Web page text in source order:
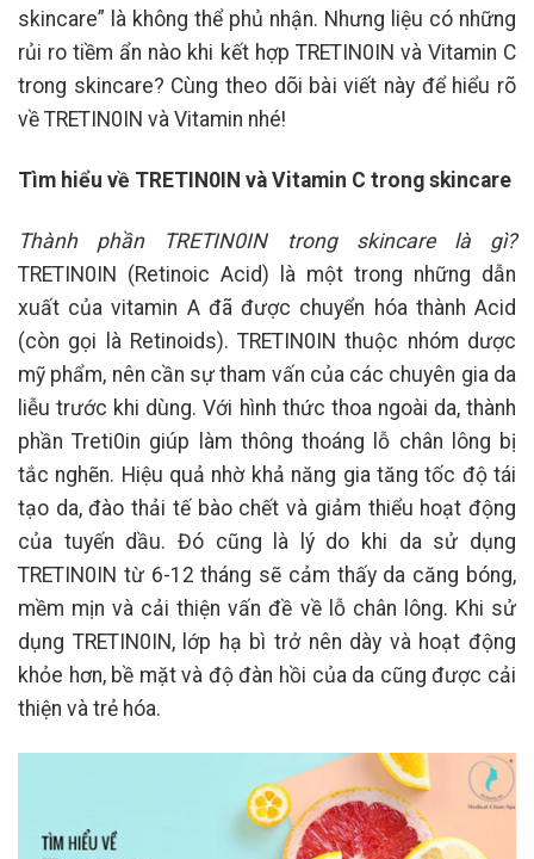
skincare” là không thể phủ nhận. Nhưng liệu có những
rủi ro tiềm ẩn nào khi kết hợp TRETIN0IN và Vitamin C
trong skincare? Cùng theo dõi bài viết này để hiểu rõ
về TRETIN0IN và Vitamin nhé!
Tìm hiểu về TRETIN0IN và Vitamin C trong skincare
Thành phần TRETIN0IN trong skincare là gì?
TRETIN0IN (Retinoic Acid) là một trong những dẫn
xuất của vitamin A đã được chuyển hóa thành Acid
(còn gọi là Retinoids). TRETIN0IN thuộc nhóm dược
mỹ phẩm, nên cần sự tham vấn của các chuyên gia da
liễu trước khi dùng. Với hình thức thoa ngoài da, thành
phần Treti0in giúp làm thông thoáng lỗ chân lông bị
tắc nghẽn. Hiệu quả nhờ khả năng gia tăng tốc độ tái
tạo da, đào thải tế bào chết và giảm thiểu hoạt động
của tuyến dầu. Đó cũng là lý do khi da sử dụng
TRETIN0IN từ 6-12 tháng sẽ cảm thấy da căng bóng,
mềm mịn và cải thiện vấn đề về lỗ chân lông. Khi sử
dụng TRETIN0IN, lớp hạ bì trở nên dày và hoạt động
khỏe hơn, bề mặt và độ đàn hồi của da cũng được cải
thiện và trẻ hóa.